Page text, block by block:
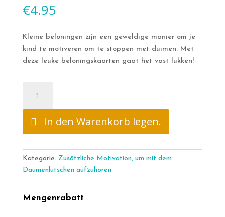
€4.95
Kleine beloningen zijn een geweldige manier om je
kind te motiveren om te stoppen met duimen. Met
deze leuke beloningskaarten gaat het vast lukken!
beloningskaarten
met
stickers
-
meisje
Menge
In den Warenkorb legen.
Kategorie: Zusätzliche Motivation, um mit dem
Daumenlutschen aufzuhören
Mengenrabatt